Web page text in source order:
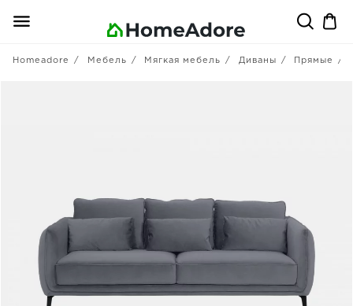
Homeadore Мебель Мягкая мебель Диваны Прямые